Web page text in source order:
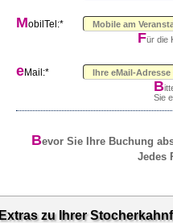
MobilTel:*
Für die
eMail:*
B
Sie
Bevor Sie Ihre Buchung
Jedes
Extras zu Ihrer